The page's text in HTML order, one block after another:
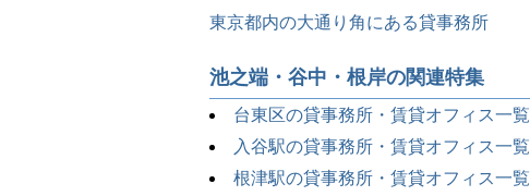
東京都内の大通り角にある貸事務所
池之端・谷中・根岸の関連特集
台東区の貸事務所・賃貸オフィス一覧
入谷駅の貸事務所・賃貸オフィス一覧
根津駅の貸事務所・賃貸オフィス一覧